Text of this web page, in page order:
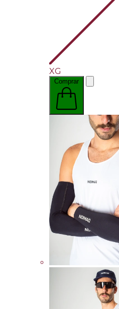
XG
Comprar